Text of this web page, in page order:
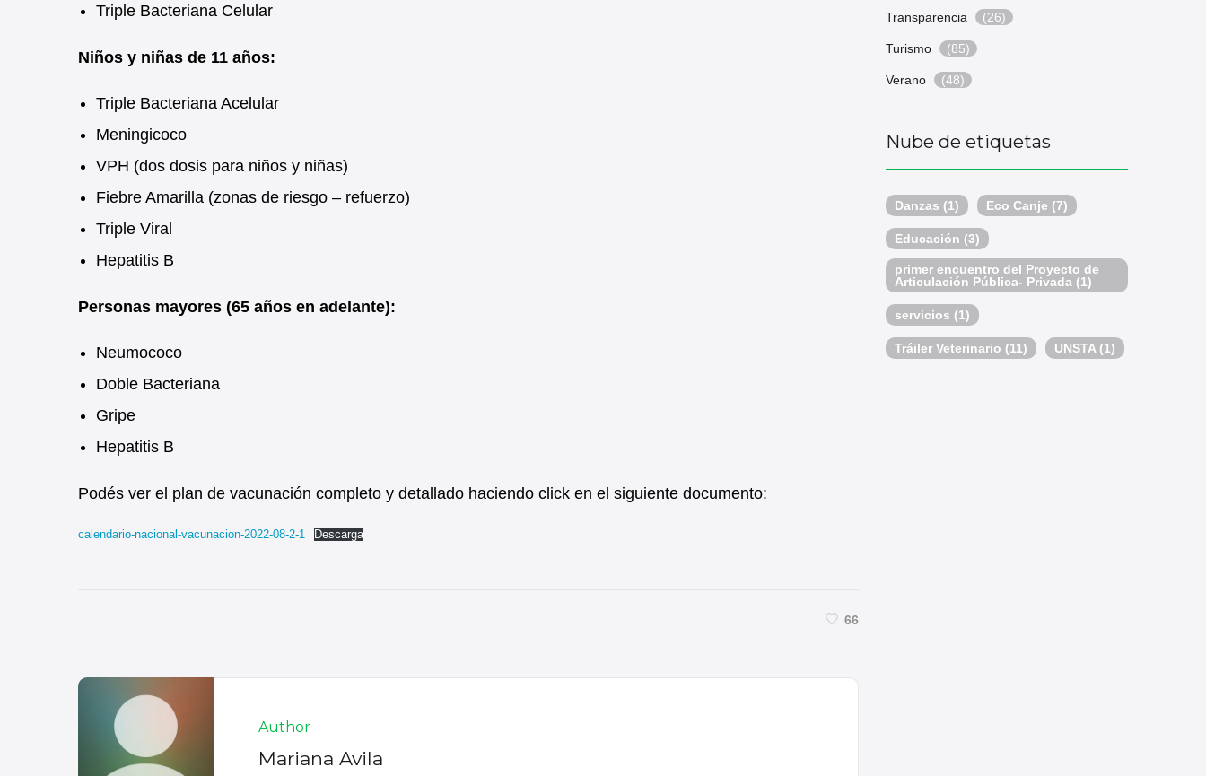
Triple Bacteriana Celular
Niños y niñas de 11 años:
Triple Bacteriana Acelular
Meningicoco
VPH (dos dosis para niños y niñas)
Fiebre Amarilla (zonas de riesgo – refuerzo)
Triple Viral
Hepatitis B
Personas mayores (65 años en adelante):
Neumococo
Doble Bacteriana
Gripe
Hepatitis B
Podés ver el plan de vacunación completo y detallado haciendo click en el siguiente documento:
calendario-nacional-vacunacion-2022-08-2-1 Descarga
66
Author
Mariana Avila
Transparencia (26)
Turismo (85)
Verano (48)
Nube de etiquetas
Danzas (1) Eco Canje (7)
Educación (3)
primer encuentro del Proyecto de
Articulación Pública- Privada (1)
servicios (1)
Tráiler Veterinario (11) UNSTA (1)